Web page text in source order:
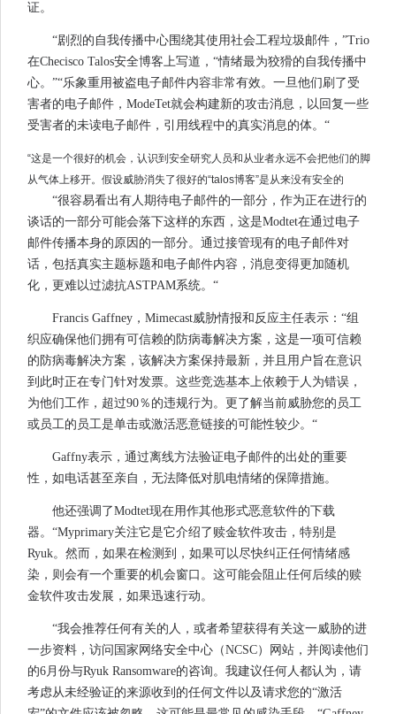
证。
“剧烈的自我传播中心围绕其使用社会工程垃圾邮件，”Trio
在Checisco Talos安全博客上写道，“情绪最为狡猾的自我传播中
心。”“乐象重用被盗电子邮件内容非常有效。一旦他们刷了受
害者的电子邮件，ModeTet就会构建新的攻击消息，以回复一些
受害者的未读电子邮件，引用线程中的真实消息的体。“
“这是一个很好的机会，认识到安全研究人员和从业者永远不会把他们的脚
从气体上移开。假设威胁消失了很好的“talos博客”是从来没有安全的
“很容易看出有人期待电子邮件的一部分，作为正在进行的
谈话的一部分可能会落下这样的东西，这是Modtet在通过电子
邮件传播本身的原因的一部分。通过接管现有的电子邮件对
话，包括真实主题标题和电子邮件内容，消息变得更加随机
化，更难以过滤抗ASTPAM系统。“
Francis Gaffney，Mimecast威胁情报和反应主任表示：“组
织应确保他们拥有可信赖的防病毒解决方案，这是一项可信赖
的防病毒解决方案，该解决方案保持最新，并且用户旨在意识
到此时正在专门针对发票。这些竞选基本上依赖于人为错误，
为他们工作，超过90％的违规行为。更了解当前威胁您的员工
或员工的员工是单击或激活恶意链接的可能性较少。“
Gaffny表示，通过离线方法验证电子邮件的出处的重要
性，如电话甚至亲自，无法降低对肌电情绪的保障措施。
他还强调了Modtet现在用作其他形式恶意软件的下载
器。“Myprimary关注它是它介绍了赎金软件攻击，特别是
Ryuk。然而，如果在检测到，如果可以尽快纠正任何情绪感
染，则会有一个重要的机会窗口。这可能会阻止任何后续的赎
金软件攻击发展，如果迅速行动。
“我会推荐任何有关的人，或者希望获得有关这一威胁的进
一步资料，访问国家网络安全中心（NCSC）网站，并阅读他们
的6月份与Ryuk Ransomware的咨询。我建议任何人都认为，请
考虑从未经验证的来源收到的任何文件以及请求您的“激活